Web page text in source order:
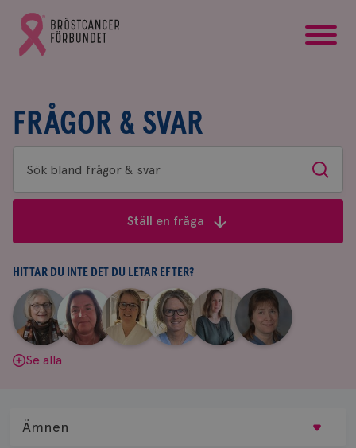
Gå
till
Bröstcancerförbundets
FRÅGOR & SVAR
Sök
bland
&
svar
Sök
Ställ en fråga
HITTAR DU INTE DET DU LETAR EFTER?
Aina
Johnsson
|
Anne
Andersson
Fredrika
Killander
|
Jeanette
Bäcklund
|
Maria
Edegran
|
Yvette
Andersson
Se alla
Ämnen